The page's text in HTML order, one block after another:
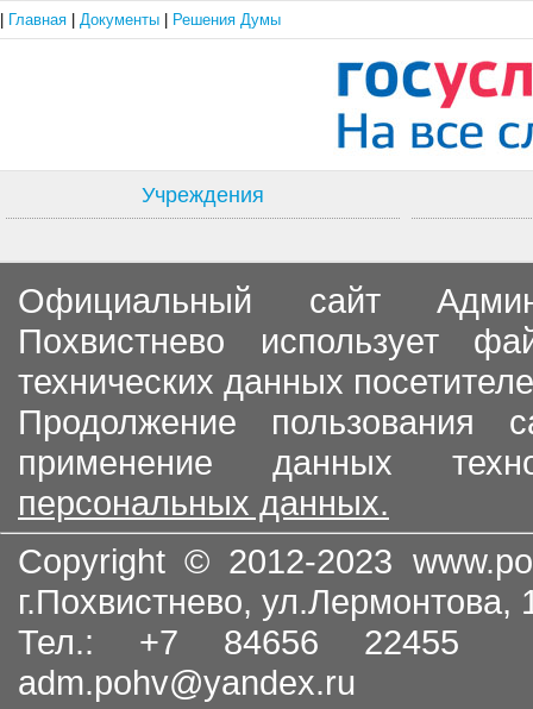
Главная Документы Решения Думы
Учреждения
Официальный сайт
Похвистнево использует
технических данных
Продолжение пользования
применение данных
персональных данных.
Copyright © 2012-2023
г.Похвистнево, ул.Лермонтова,
Тел.: +7 84656
adm.pohv@yandex.ru